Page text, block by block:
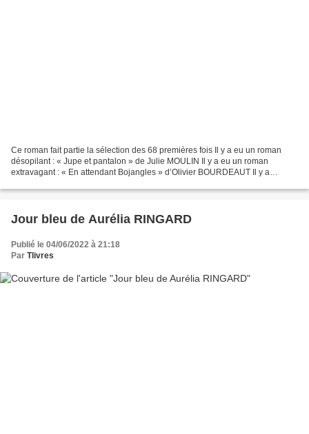
Ce roman fait partie la sélection des 68 premières fois Il y a eu un roman
désopilant : « Jupe et pantalon » de Julie MOULIN Il y a eu un roman
extravagant : « En attendant Bojangles » d’Olivier BOURDEAUT Il y a
Jour bleu de Aurélia RINGARD
Publié le 04/06/2022 à 21:18
Par Tlivres